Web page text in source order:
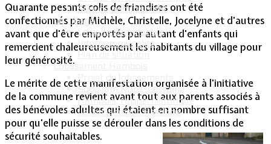
Service administratif
Le Village
La salle communale
Intercommunalité
Plan de situation
Lotissement Hambois
Projet de lotissements
Sodevam Nord-Lorraine
Hambois, rappel historique
Le lotissement Hambois
Quarante pesants colis de friandises ont été
confectionnés par Michèle, Christelle, Jocelyne et d'autres
avant que d'être emportés par autant d'enfants qui
remercient chaleureusement les habitants du village pour
leur générosité.
Le mérite de cette manifestation organisée à l'initiative
de la commune revient avant tout aux parents associés à
des bénévoles adultes qui étaient en nombre suffisant
pour qu'elle puisse se dérouler dans les conditions de
sécurité souhaitables.